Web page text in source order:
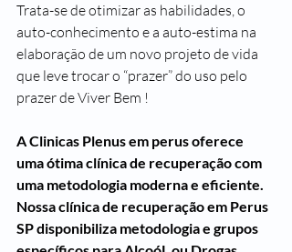
Trata-se de otimizar as habilidades, o
auto-conhecimento e a auto-estima na
elaboração de um novo projeto de vida
que leve trocar o “prazer” do uso pelo
prazer de Viver Bem !
A Clinicas Plenus em perus oferece
uma ótima clínica de recuperação com
uma metodologia moderna e eficiente.
Nossa clínica de recuperação em Perus
SP disponibiliza metodologia e grupos